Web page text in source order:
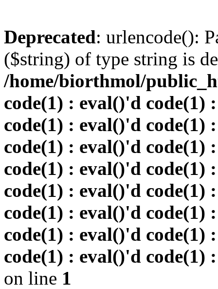
Deprecated: urlencode():
($string) of type string is
/home/biorthmol/
code(1) : eval()'d code(1)
code(1) : eval()'d code(1)
code(1) : eval()'d code(1)
code(1) : eval()'d code(1)
code(1) : eval()'d code(1)
code(1) : eval()'d code(1)
code(1) : eval()'d code(1)
code(1) : eval()'d code(1)
on line 1